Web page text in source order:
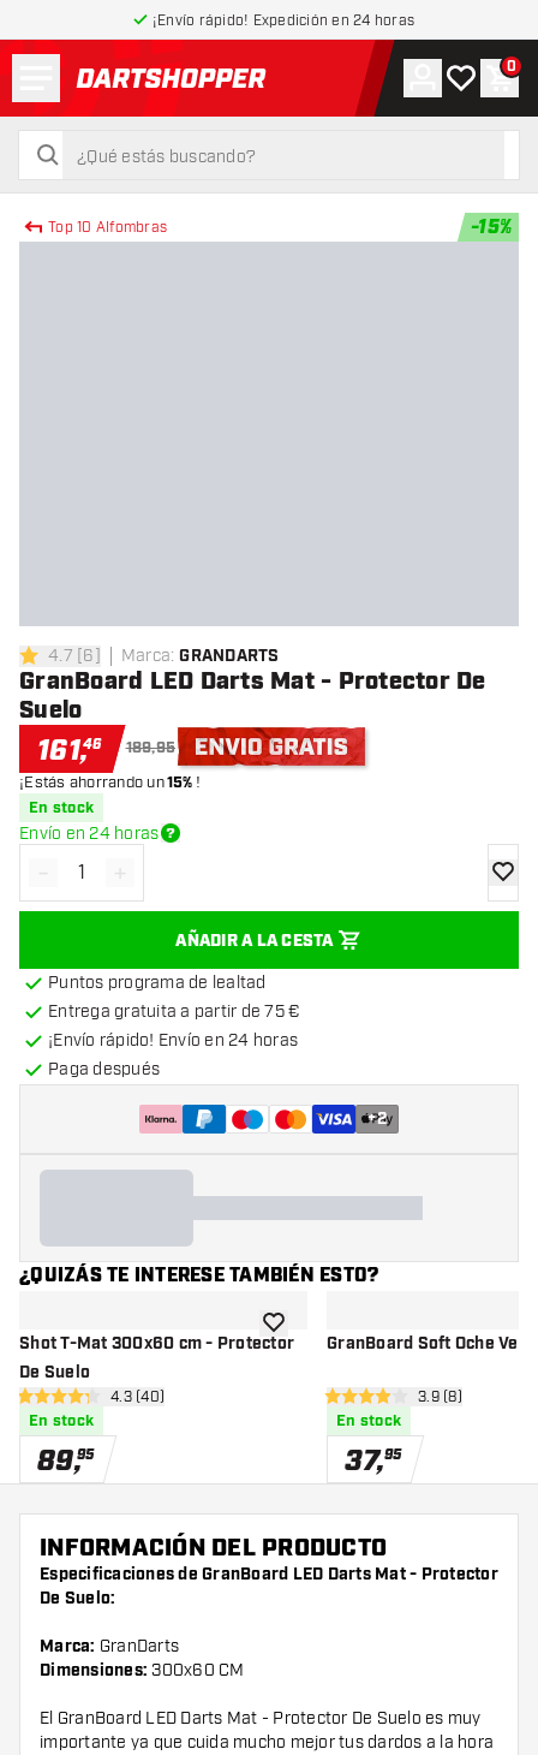
¡Envío rápido! Expedición en 24 horas
volver a la página de inicio
buscar
buscar
Cuenta
Mi lista de
0
Top 10 Alfombras -15%
4.7 estrellas de puntuación
4.7 [6] Marca: GRANDARTS
GranBoard LED Darts Mat - Protector De
Suelo
161,46 189,95
Envío gratis
¡Estás ahorrando un15% !
En stock
Envío en 24 horas
Disminuir cantidad
- Aumentar cantidad
+
AÑADIR A LA CESTA
Puntos programa de lealtad
Entrega gratuita a partir de 75 €
¡Envío rápido! Envío en 24 horas
Paga después
+2
¿QUIZÁS TE INTERESE TAMBIÉN ESTO?
Shot T-Mat 300x60 cm - Protector
De Suelo
abrir panel de reseñas
4.3 estrellas de puntuación
4.3 (40)
En stock
89,95
añadir a la lista de deseos
GranBoard Soft Oche
abrir panel de
3.9 estrellas de puntuación
3.9 (8)
En stock
37,95
INFORMACIÓN DEL PRODUCTO
Especificaciones de GranBoard LED Darts Mat - Protector
De Suelo:
Marca: GranDarts
Dimensiones: 300x60 CM
El GranBoard LED Darts Mat - Protector De Suelo es muy
importante ya que cuida mucho mejor tus dardos a la hora